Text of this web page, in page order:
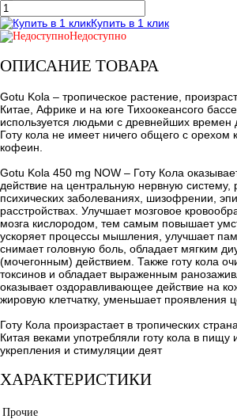
Купить в 1 клик
Недоступно
ОПИСАНИЕ ТОВАРА
Gotu Kola – тропическое растение,
Китае, Африке и на юге Тихоокеансого
используется людьми с древнейших времен
Готу кола не имеет ничего общего с орехом
кофеин.
Gotu Kola 450 mg NOW – Готу Кола
действие на центральную нервную систему,
психических заболеваниях, шизофрении,
расстройствах. Улучшает мозговое
мозга кислородом, тем самым повышает
ускоряет процессы мышления, улучшает
снимает головную боль, обладает мягким
(мочегонным) действием. Также готу кола
токсинов и обладает выраженным
оказывает оздоравливающее действие на
жировую клетчатку, уменьшает проявления
Готу Кола произрастает в тропических
Китая веками употребляли готу кола в пищу
укрепления и стимуляции деят
ХАРАКТЕРИСТИКИ
Прочие